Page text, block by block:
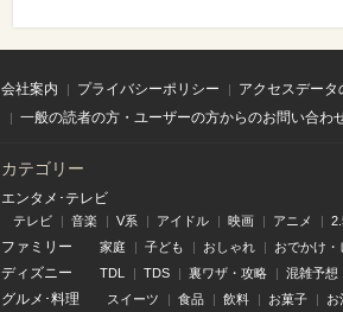
会社案内 プライバシーポリシー
アクセスデー
一般の読者の方・ユーザーの方からのお問い合わ
カテゴリー
エンタメ･テレビ
テレビ 音楽 V系 アイドル 映画 アニメ
ファミリー 家庭 子ども おしゃれ おでかけ・
ディズニー TDL TDS 裏ワザ・攻略 混雑予想
グルメ･料理 スイーツ 食品 飲料 お菓子 お